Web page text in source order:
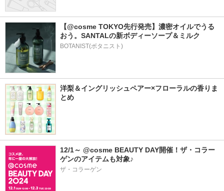
【@cosme TOKYO先行発売】濃密オイルでうる
おう。SANTALの新ボディーソープ＆ミルク
BOTANIST(ボタニスト)
洋梨＆イングリッシュペアー×フローラルの香りま
とめ
12/1～ @cosme BEAUTY DAY開催！ザ・コラー
ゲンのアイテムも対象♪
ザ・コラーゲン